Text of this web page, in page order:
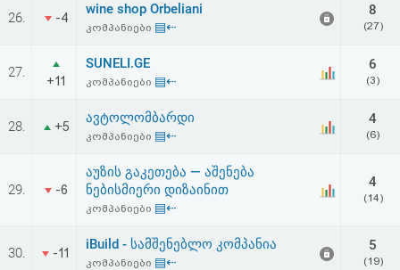
სალიცენზიო
შეთანხმება
პასუხისმგებლობის
უარყოფა
26. -4
wine shop Orbeliani
კომპანიები ▤⇠
8
(27)
27.
+11
SUNELI.GE
კომპანიები ▤⇠
6
(3)
28. +5
ავტოლომბარდი
კომპანიები ▤⇠
4
(6)
29. -6
აუზის გაკეთება — აშენება
ნებისმიერი დიზაინით
კომპანიები ▤⇠
4
(14)
30. -11
iBuild - სამშენებლო კომპანია
კომპანიები ▤⇠
5
(19)